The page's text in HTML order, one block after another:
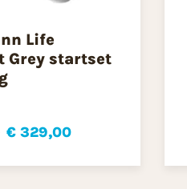
Life
Grey startset
€ 329,00